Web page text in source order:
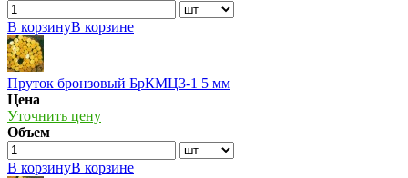
В корзинуВ корзине
Пруток бронзовый БрКМЦ3-1 5 мм
Цена
Уточнить цену
Объем
В корзинуВ корзине